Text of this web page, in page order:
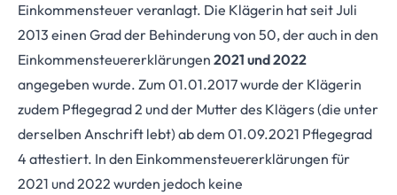
Einkommensteuer veranlagt. Die Klägerin hat seit Juli
2013 einen Grad der Behinderung von 50, der auch in den
Einkommensteuererklärungen 2021 und 2022
angegeben wurde. Zum 01.01.2017 wurde der Klä­gerin
zudem Pflegegrad 2 und der Mutter des Klägers (die unter
derselben Anschrift lebt) ab dem 01.09.2021 Pflegegrad
4 attestiert. In den Einkommensteuererklärungen für
2021 und 2022 wurden jedoch keine